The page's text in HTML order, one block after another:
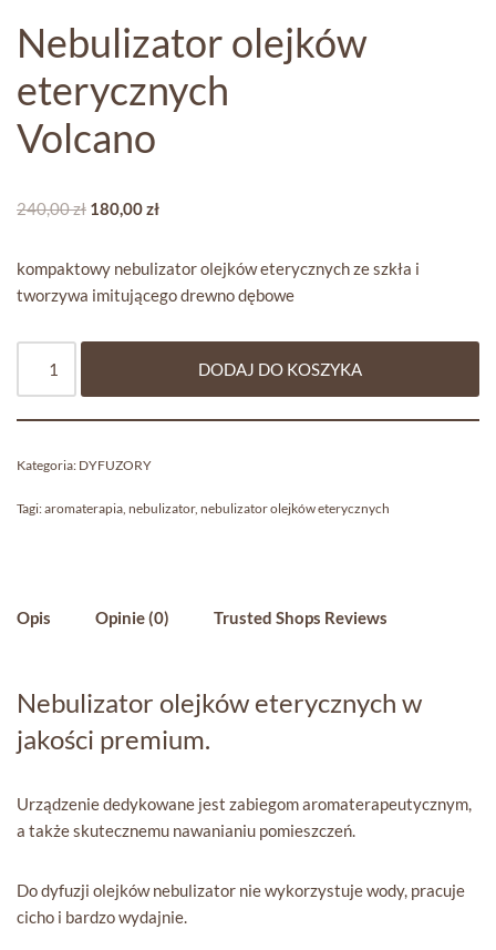
Nebulizator olejków
eterycznych
Volcano
240,00zł 180,00zł
kompaktowy nebulizator olejków eterycznych ze szkła i
tworzywa imitującego drewno dębowe
DODAJ DO KOSZYKA
Kategoria: DYFUZORY
Tagi:aromaterapia nebulizator, nebulizator olejków eterycznych
Opis Opinie (0) Trusted Shops Reviews
Nebulizator olejków eterycznych w
jakości premium.
Urządzenie dedykowane jest zabiegom aromaterapeutycznym,
a także skutecznemu nawanianiu pomieszczeń.
Do dyfuzji olejków nebulizator nie wykorzystuje wody, pracuje
cicho i bardzo wydajnie.